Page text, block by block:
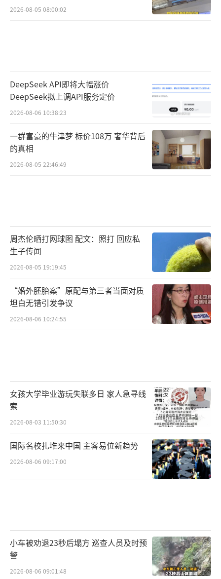
2026-08-05 08:00:02
DeepSeek API即将大幅涨价
DeepSeek拟上调API服务定价
2026-08-06 10:38:23
一群富豪的牛津梦 标价108万 奢华背后
的真相
2026-08-05 22:46:49
周杰伦晒打网球图 配文：照打 回应私
生子传闻
2026-08-05 19:19:45
“婚外胚胎案”原配与第三者当面对质
坦白无错引发争议
2026-08-06 10:24:55
女孩大学毕业游玩失联多日 家人急寻线
索
2026-08-03 11:50:30
国际名校扎堆来中国 主客易位新趋势
2026-08-06 09:17:00
小车被劝退23秒后塌方 巡查人员及时预
警
2026-08-06 09:01:48